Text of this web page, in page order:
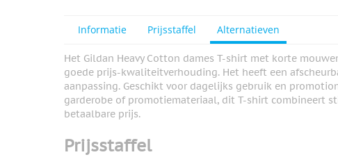
View larger image
Informatie Prijsstaffel Alternatieven
Het Gildan Heavy Cotton dames T-shirt met korte
goede prijs-kwaliteitverhouding. Het heeft een
aanpassing. Geschikt voor dagelijks gebruik en
garderobe of promotiemateriaal, dit T-shirt combineert
betaalbare prijs.
Prijsstaffel